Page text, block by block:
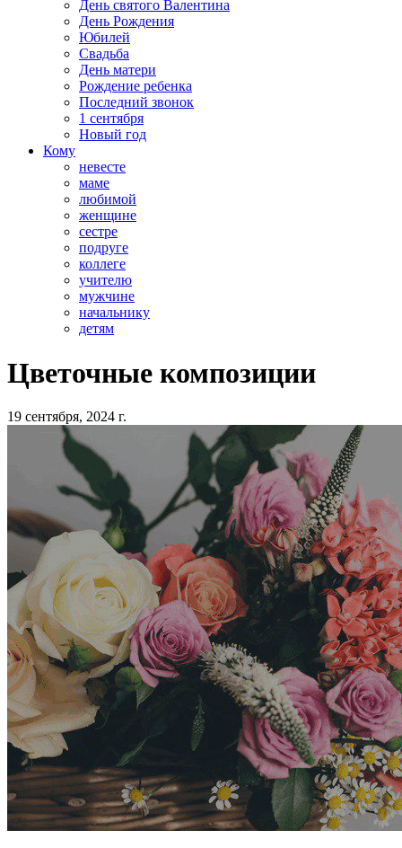
День святого Валентина
День Рождения
Юбилей
Свадьба
День матери
Рождение ребенка
Последний звонок
1 сентября
Новый год
Кому
невесте
маме
любимой
женщине
сестре
подруге
коллеге
учителю
мужчине
начальнику
детям
Цветочные композиции
19 сентября, 2024 г.